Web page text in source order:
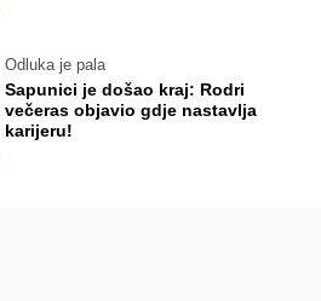
Odluka je pala
Sapunici je došao kraj: Rodri
večeras objavio gdje nastavlja
karijeru!